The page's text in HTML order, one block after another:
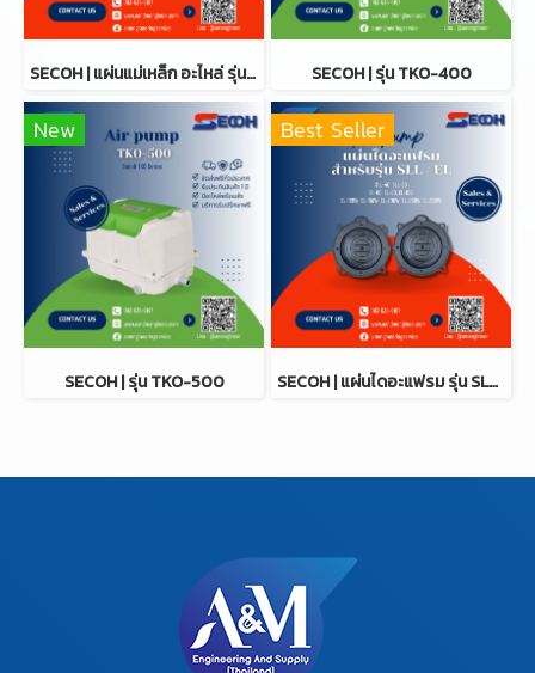
SECOH | แผ่นแม่เหล็ก อะไหล่ รุ่น SLL / EL Series SECOH | รุ่น TKO-400
New
SECOH | รุ่น TKO-500
Best Seller
SECOH | แผ่นไดอะแฟรม รุ่น SLL / EL Series